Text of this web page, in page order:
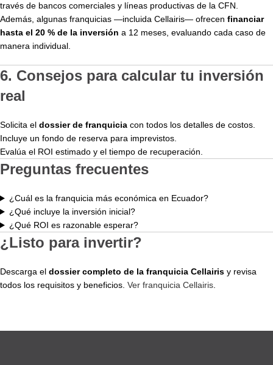
través de bancos comerciales y líneas productivas de la CFN.
Además, algunas franquicias —incluida Cellairis— ofrecen financiar
hasta el 20 % de la inversión a 12 meses, evaluando cada caso de
manera individual.
6. Consejos para calcular tu inversión
real
Solicita el dossier de franquicia con todos los detalles de costos.
Incluye un fondo de reserva para imprevistos.
Evalúa el ROI estimado y el tiempo de recuperación.
Preguntas frecuentes
¿Cuál es la franquicia más económica en Ecuador?
¿Qué incluye la inversión inicial?
¿Qué ROI es razonable esperar?
¿Listo para invertir?
Descarga el dossier completo de la franquicia Cellairis y revisa
todos los requisitos y beneficios. Ver franquicia Cellairis